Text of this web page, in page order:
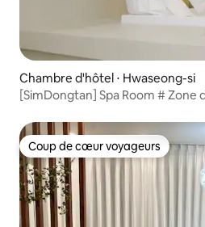
Chambre d'hôtel ⋅ Hwaseong-si
[SimDongtan] Spa Room # Zone
luxe # Hôpital Seongsim à 3
Coup de cœur voyageurs
Coup de cœur voyageurs